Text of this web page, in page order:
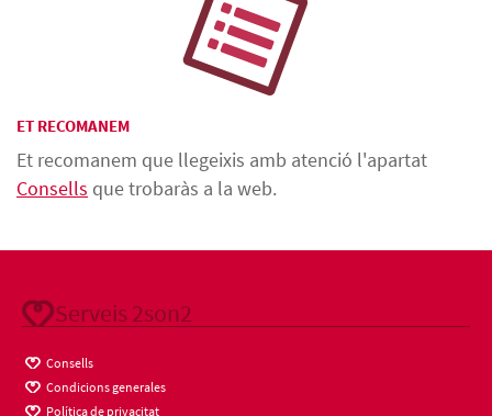
ET RECOMANEM
Et recomanem que llegeixis amb atenció l'apartat
Consells que trobaràs a la web.
Serveis 2son2
Consells
Condicions generales
Política de privacitat